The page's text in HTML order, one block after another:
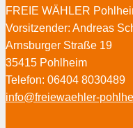
FREIE WÄHLER
Vorsitzender: Andreas
Arnsburger Straße 19
35415 Pohlheim
Telefon: 06404 8030489
info@freiewaehler-